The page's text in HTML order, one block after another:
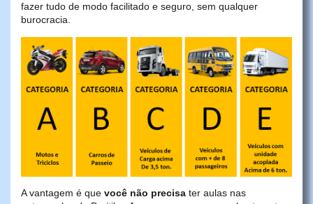
fazer tudo de modo facilitado e seguro, sem qualquer
burocracia.
A vantagem é que você não precisa ter aulas nas